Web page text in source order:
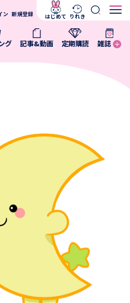
グ 記事&動画 定期購読 雑誌
ン 新規登録 はじめて りれき